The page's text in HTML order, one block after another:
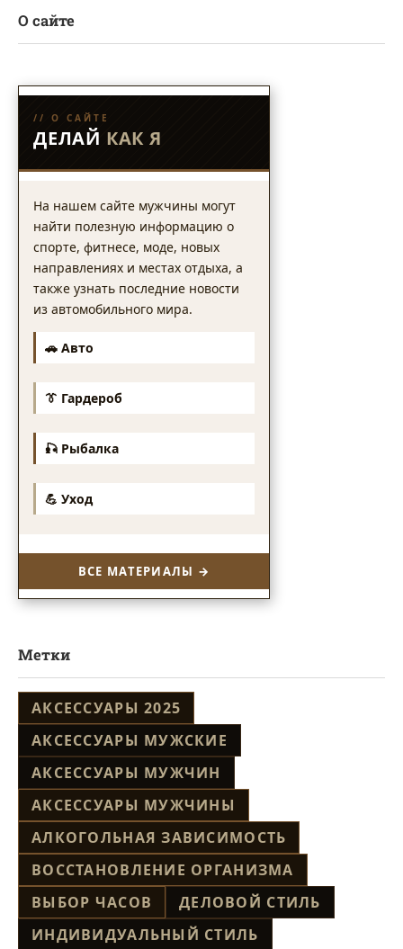
О сайте
// О САЙТЕ
ДЕЛАЙ КАК Я
На нашем сайте мужчины могут
найти полезную информацию о
спорте, фитнесе, моде, новых
направлениях и местах отдыха, а
также узнать последние новости
из автомобильного мира.
🚗 Авто
👔 Гардероб
🎣 Рыбалка
💪 Уход
ВСЕ МАТЕРИАЛЫ →
Метки
АКСЕССУАРЫ 2025
АКСЕССУАРЫ МУЖСКИЕ
АКСЕССУАРЫ МУЖЧИН
АКСЕССУАРЫ МУЖЧИНЫ
АЛКОГОЛЬНАЯ ЗАВИСИМОСТЬ
ВОССТАНОВЛЕНИЕ ОРГАНИЗМА
ВЫБОР ЧАСОВ
ДЕЛОВОЙ СТИЛЬ
ИНДИВИДУАЛЬНЫЙ СТИЛЬ